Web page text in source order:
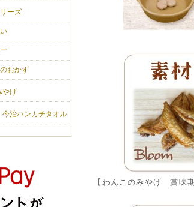
【わんこのみやげ 賞味
ーズ
おかず
やげ
治ハンカチタオル